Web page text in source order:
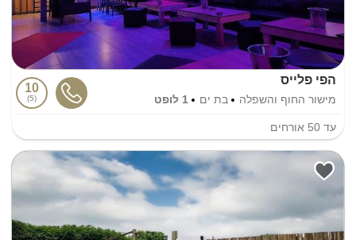
הפי פלייס
מישור החוף והשפלה בת ים 1 לופט
10
5
עד 50 אורחים